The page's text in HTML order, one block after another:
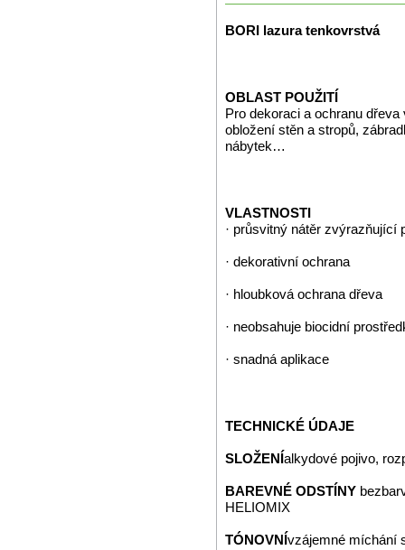
BORI lazura tenkovrstvá
OBLAST POUŽITÍ
Pro dekoraci a ochranu
obložení stěn a stropů,
nábytek…
VLASTNOSTI
· průsvitný nátěr zvýrazňující
· dekorativní ochrana
· hloubková ochrana dřeva
· neobsahuje biocidní
· snadná aplikace
TECHNICKÉ ÚDAJE
SLOŽENÍalkydové pojivo,
BAREVNÉ ODSTÍNY
HELIOMIX
TÓNOVNÍvzájemné míchání